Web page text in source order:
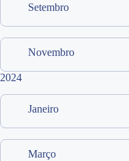
Setembro
Novembro
2024
Janeiro
Março